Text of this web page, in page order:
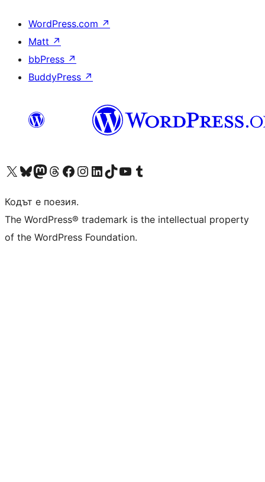
WordPress.com ↗
Matt ↗
bbPress ↗
BuddyPress ↗
Visit our X (formerly Twitter) account
Visit our Bluesky account
Visit our Mastodon account
Visit our Threads account
Посетете нашата страница във Facebook
Посетете нашия профил в Instagram
Посетете нашия профил в LinkedIn
Visit our TikTok account
Visit our YouTube channel
Visit our Tumblr account
Кодът е поезия.
The WordPress® trademark is the intellectual property
of the WordPress Foundation.